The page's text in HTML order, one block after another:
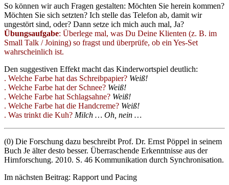
So können wir auch Fragen gestalten: Möchten Sie herein kommen?
Möchten Sie sich setzten? Ich stelle das Telefon ab, damit wir
ungestört sind, oder? Dann setze ich mich auch mal, Ja?
Übungsaufgabe: Überlege mal, was Du Deine Klienten (z. B. im
Small Talk / Joining) so fragst und überprüfe, ob ein Yes-Set
wahrscheinlich ist.
Den suggestiven Effekt macht das Kinderwortspiel deutlich:
. Welche Farbe hat das Schreibpapier? Weiß!
. Welche Farbe hat der Schnee? Weiß!
. Welche Farbe hat Schlagsahne? Weiß!
. Welche Farbe hat die Handcreme? Weiß!
. Was trinkt die Kuh? Milch … Oh, nein …
(0) Die Forschung dazu beschreibt Prof. Dr. Ernst Pöppel in seinem
Buch Je älter desto besser. Überraschende Erkenntnisse aus der
Hirnforschung. 2010. S. 46 Kommunikation durch Synchronisation.
Im nächsten Beitrag: Rapport und Pacing